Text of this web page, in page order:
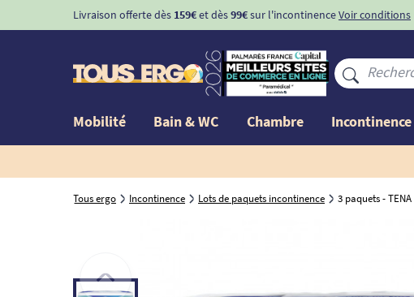
Livraison offerte dès 159€et dès99€sur l'incontinenceVoir conditions
Mobilité Bain & WC Chambre Incontinence
Tous ergo Incontinence Lots de paquets incontinence 3 paquets -